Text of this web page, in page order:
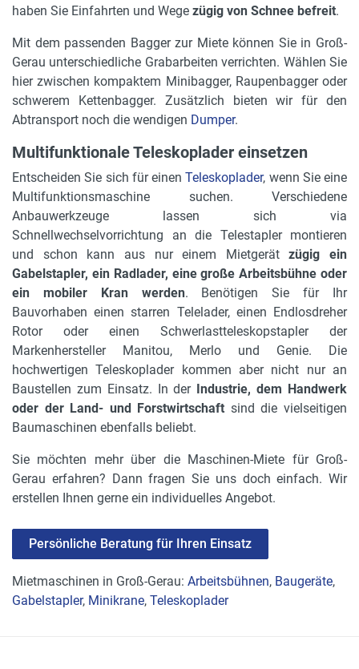
haben Sie Einfahrten und Wege zügig von Schnee befreit.
Mit dem passenden Bagger zur Miete können Sie in Groß-
Gerau unterschiedliche Grabarbeiten verrichten. Wählen Sie
hier zwischen kompaktem Minibagger, Raupenbagger oder
schwerem Kettenbagger. Zusätzlich bieten wir für den
Abtransport noch die wendigen Dumper.
Multifunktionale Teleskoplader einsetzen
Entscheiden Sie sich für einenTeleskoplader, wenn Sie eine
Multifunktionsmaschine suchen. Verschiedene
Anbauwerkzeuge lassen sich via
Schnellwechselvorrichtung an die Telestapler montieren
und schon kann aus nur einem Mietgerätzügig ein
Gabelstapler, ein Radlader, eine große Arbeitsbühne oder
ein mobiler Kran werden. Benötigen Sie für Ihr
Bauvorhaben einen starren Telelader, einen Endlosdreher
Rotor oder einen Schwerlastteleskopstapler der
Markenhersteller Manitou, Merlo und Genie. Die
hochwertigen Teleskoplader kommen aber nicht nur an
Baustellen zum Einsatz. In der Industrie, dem Handwerk
oder der Land- und Forstwirtschaft sind die vielseitigen
Baumaschinen ebenfalls beliebt.
Sie möchten mehr über die Maschinen-Miete für Groß-
Gerau erfahren? Dann fragen Sie uns doch einfach. Wir
erstellen Ihnen gerne ein individuelles Angebot.
Persönliche Beratung für Ihren Einsatz
Mietmaschinen in Groß-Gerau: Arbeitsbühnen, Baugeräte,
Gabelstapler, Minikrane, Teleskoplader